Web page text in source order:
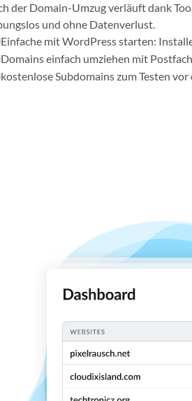
der Domain-Umzug verläuft dank
und ohne Datenverlust.
Einfache mit WordPress starten:
Domains einfach umziehen mit
kostenlose Subdomains zum Testen